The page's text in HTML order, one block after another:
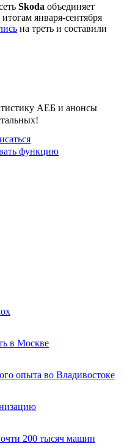
Skoda объединяет
января-сентября
на треть и составили
АЕБ и анонсы
в Москве
опыта во Владивостоке
200 тысяч машин